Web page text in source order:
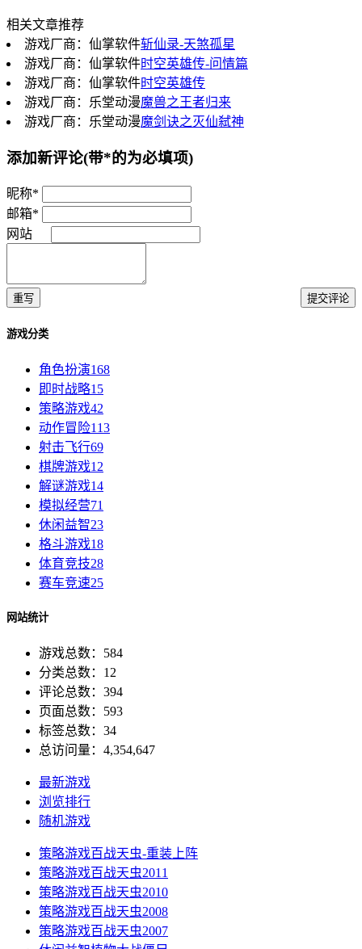
相关文章推荐
游戏厂商：仙掌软件斩仙录-天煞孤星
游戏厂商：仙掌软件时空英雄传-问情篇
游戏厂商：仙掌软件时空英雄传
游戏厂商：乐堂动漫魔兽之王者归来
游戏厂商：乐堂动漫魔剑诀之灭仙弑神
添加新评论(带*的为必填项)
昵称*
邮箱*
网站
重写 提交评论
游戏分类
角色扮演168
即时战略15
策略游戏42
动作冒险113
射击飞行69
棋牌游戏12
解谜游戏14
模拟经营71
休闲益智23
格斗游戏18
体育竞技28
赛车竞速25
网站统计
游戏总数：584
分类总数：12
评论总数：394
页面总数：593
标签总数：34
总访问量：4,354,647
最新游戏
浏览排行
随机游戏
策略游戏百战天虫-重装上阵
策略游戏百战天虫2011
策略游戏百战天虫2010
策略游戏百战天虫2008
策略游戏百战天虫2007